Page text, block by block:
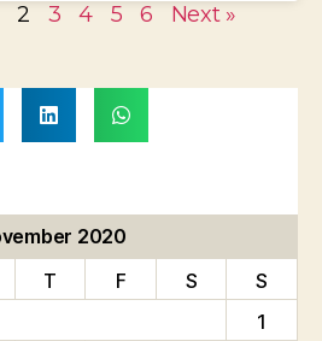
2 3 4 5 6 Next »
2020
T F S
S
1